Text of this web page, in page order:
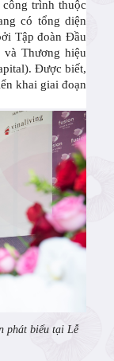
trình thuộc
có tổng diện
Tập đoàn Đầu
Thương hiệu
Được biết,
khai giai đoạn
phát biểu tại Lễ